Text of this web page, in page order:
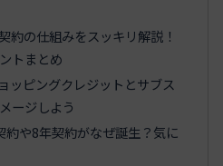
約の仕組みをスッキリ解説！
トまとめ
ッピングクレジットとサブス
ージしよう
約や8年契約がなぜ誕生？気に